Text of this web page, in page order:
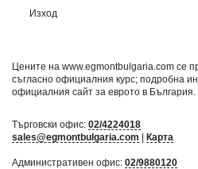
Изход
Цените на www.egmontbulgaria.com се
съгласно официалния курс; подробна
официалния сайт за еврото в България
Търговски офис: 02/4224018
sales@egmontbulgaria.com
Карта
Административен офис: 02/9880120